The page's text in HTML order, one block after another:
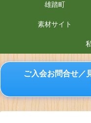
雄踏町
素材サイト
ご入会お問合せ／